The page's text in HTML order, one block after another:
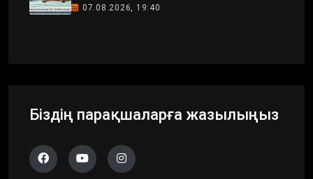
07.08.2026, 19:40
Біздің парақшаларға жазылыңыз